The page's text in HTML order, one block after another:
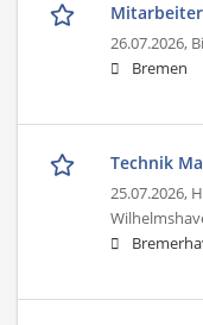
26.07.2026,
Bremen
Technik
25.07.2026,